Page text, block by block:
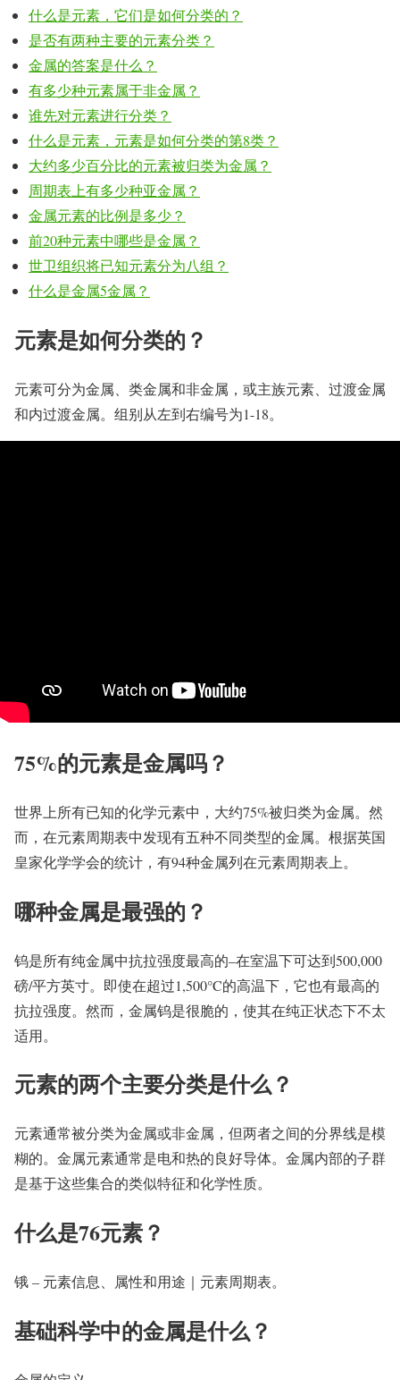
什么是元素，它们是如何分类的？
是否有两种主要的元素分类？
金属的答案是什么？
有多少种元素属于非金属？
谁先对元素进行分类？
什么是元素，元素是如何分类的第8类？
大约多少百分比的元素被归类为金属？
周期表上有多少种亚金属？
金属元素的比例是多少？
前20种元素中哪些是金属？
世卫组织将已知元素分为八组？
什么是金属5金属？
元素是如何分类的？
元素可分为金属、类金属和非金属，或主族元素、过渡金属
和内过渡金属。组别从左到右编号为1-18。
75%的元素是金属吗？
世界上所有已知的化学元素中，大约75%被归类为金属。然
而，在元素周期表中发现有五种不同类型的金属。根据英国
皇家化学学会的统计，有94种金属列在元素周期表上。
哪种金属是最强的？
钨是所有纯金属中抗拉强度最高的–在室温下可达到500,000
磅/平方英寸。即使在超过1,500°C的高温下，它也有最高的
抗拉强度。然而，金属钨是很脆的，使其在纯正状态下不太
适用。
元素的两个主要分类是什么？
元素通常被分类为金属或非金属，但两者之间的分界线是模
糊的。金属元素通常是电和热的良好导体。金属内部的子群
是基于这些集合的类似特征和化学性质。
什么是76元素？
锇 – 元素信息、属性和用途｜元素周期表。
基础科学中的金属是什么？